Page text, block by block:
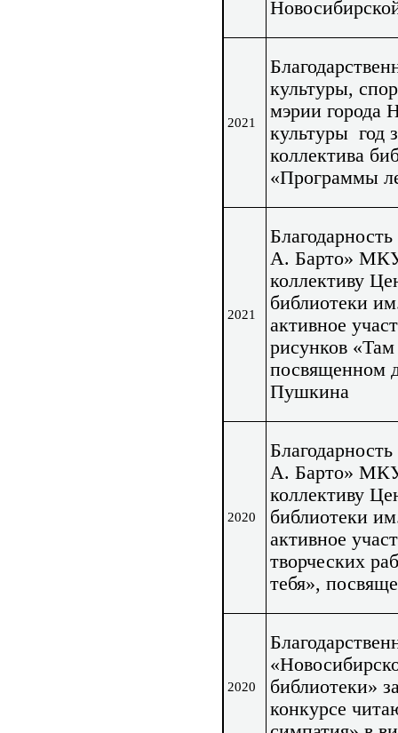
2021
культуры,
мэрии города
культуры год
коллектива
«Программы
2021
А. Барто»
коллективу
библиотеки
активное
рисунков
посвященном
Пушкина
2020
А. Барто»
коллективу
библиотеки
активное
творческих
тебя»,
2020
библиотеки»
конкурсе